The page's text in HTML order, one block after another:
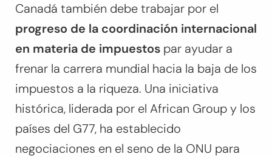
Canadá también debe trabajar por el
progreso de la coordinación internacional
en materia de impuestos par ayudar a
frenar la carrera mundial hacia la baja de los
impuestos a la riqueza. Una iniciativa
histórica, liderada por el African Group y los
países del G77, ha establecido
negociaciones en el seno de la ONU para